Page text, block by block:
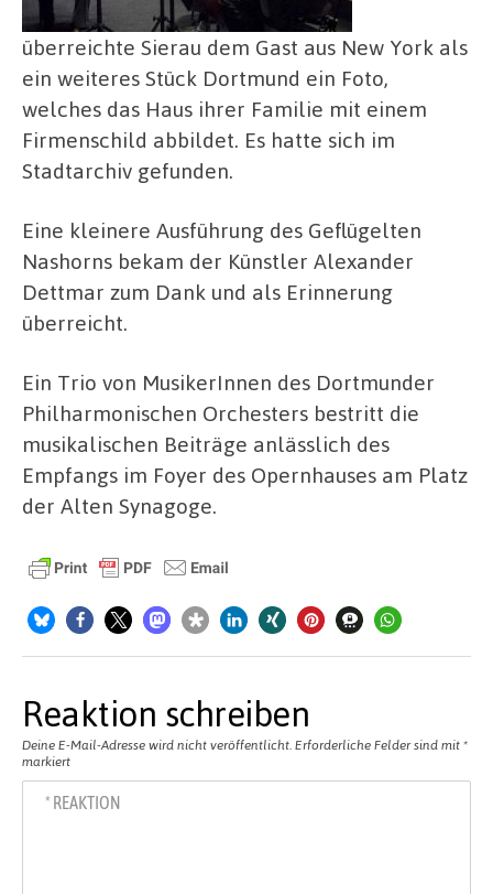
überreichte Sierau dem Gast aus New York als
ein weiteres Stück Dortmund ein Foto,
welches das Haus ihrer Familie mit einem
Firmenschild abbildet. Es hatte sich im
Stadtarchiv gefunden.
Eine kleinere Ausführung des Geflügelten
Nashorns bekam der Künstler Alexander
Dettmar zum Dank und als Erinnerung
überreicht.
Ein Trio von MusikerInnen des Dortmunder
Philharmonischen Orchesters bestritt die
musikalischen Beiträge anlässlich des
Empfangs im Foyer des Opernhauses am Platz
der Alten Synagoge.
Reaktion schreiben
Deine E-Mail-Adresse wird nicht veröffentlicht. Erforderliche Felder sind mit *
markiert